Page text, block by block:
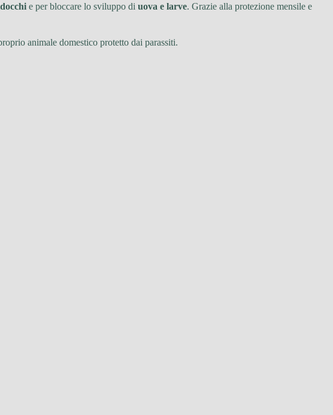
e per bloccare lo sviluppo di uova e larve. Grazie alla protezione mensile e
animale domestico protetto dai parassiti.